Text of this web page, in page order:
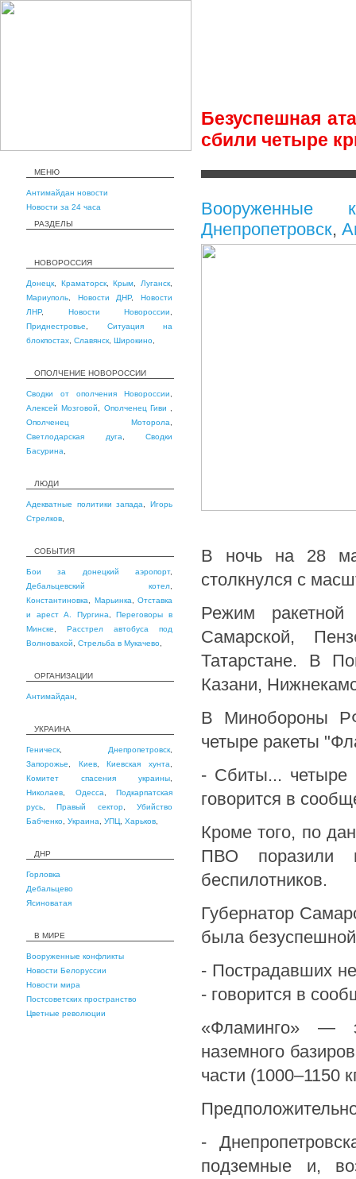
Безуспешная
сбили четыре
МЕНЮ
Антимайдан новости
Новости за 24 часа
РАЗДЕЛЫ
НОВОРОССИЯ
Донецк Краматорск,Крым Луганск
Мариуполь
Новости ДНР,Новости
ЛНР, Новости Новороссии
Приднестровье
Ситуация на
блокпостах Славянск Широкино
ОПОЛЧЕНИЕ НОВОРОССИИ
Сводки от ополчения Новороссии
Алексей Мозговой
Ополченец Гиви
Ополченец Моторола
Светлодарская дуга
Сводки
Басурина
ЛЮДИ
Адекватные политики запада ,Игорь
Стрелков
СОБЫТИЯ
Бои за донецкий аэропорт,
Дебальцевский котел
Константиновка
Марьинка
Отставка
и арест А. Пургина ,Переговоры в
Минске
Расстрел автобуса под
Волновахой
Стрельба в Мукачево
ОРГАНИЗАЦИИ
Антимайдан
УКРАИНА
Геническ Днепропетровск
Запорожье
Киев,Киевская хунта
Комитет спасения украины
Николаев
Одесса
Подкарпатская
русь ,Правый сектор,Убийство
Бабченко Украина УПЦ Харьков
ДНР
Горловка
Дебальцево
Ясиноватая
В МИРЕ
Вооруженные конфликты
Новости Белоруссии
Новости мира
Постсоветских пространство
Цветные революции
Вооруженные
Днепропетровск,
В ночь на 28
столкнулся с
Режим
Самарской,
Татарстане. В
Казани,
В Минобороны
четыре ракеты
- Сбиты... четыре
говорится в
Кроме того, по
ПВО поразили
беспилотников.
Губернатор
была
- Пострадавших
- говорится в
«Фламинго» —
наземного
части (1000–1150
-
подземные и,